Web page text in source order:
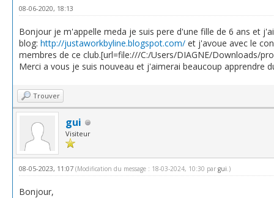
08-06-2020, 18:13
Bonjour je m'appelle meda je suis pere d'une fille de 6 ans et
blog: http://justaworkbyline.blogspot.com/ et j'avoue avec le
membres de ce club.[url=file:///C:/Users/DIAGNE/Downloads/
Merci a vous je suis nouveau et j'aimerai beaucoup apprendre
Trouver
gui
Visiteur
08-05-2023, 11:07 (Modification du message : 18-03-2024, 10:30 par gui.)
Bonjour,